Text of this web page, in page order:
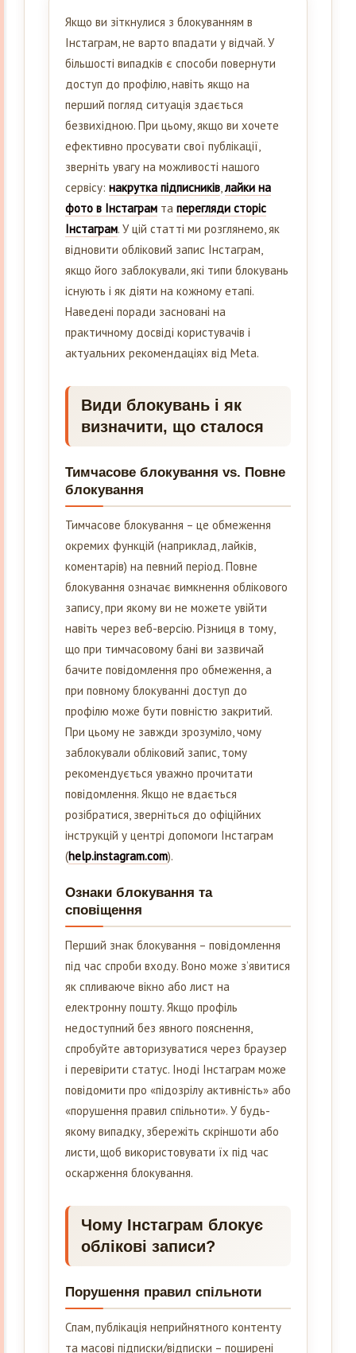
Якщо ви зіткнулися з блокуванням в
Інстаграм, не варто впадати у відчай. У
більшості випадків є способи повернути
доступ до профілю, навіть якщо на
перший погляд ситуація здається
безвихідною. При цьому, якщо ви хочете
ефективно просувати свої публікації,
зверніть увагу на можливості нашого
сервісу: накрутка підписників лайки на
фото в Інстаграм та перегляди сторіс
Інстаграм. У цій статті ми розглянемо, як
відновити обліковий запис Інстаграм,
якщо його заблокували, які типи блокувань
існують і як діяти на кожному етапі.
Наведені поради засновані на
практичному досвіді користувачів і
актуальних рекомендаціях від Meta.
Види блокувань і як
визначити, що сталося
Тимчасове блокування vs. Повне
блокування
Тимчасове блокування – це обмеження
окремих функцій (наприклад, лайків,
коментарів) на певний період. Повне
блокування означає вимкнення облікового
запису, при якому ви не можете увійти
навіть через веб-версію. Різниця в тому,
що при тимчасовому бані ви зазвичай
бачите повідомлення про обмеження, а
при повному блокуванні доступ до
профілю може бути повністю закритий.
При цьому не завжди зрозуміло, чому
заблокували обліковий запис, тому
рекомендується уважно прочитати
повідомлення. Якщо не вдається
розібратися, зверніться до офіційних
інструкцій у центрі допомоги Інстаграм
(help.instagram.com).
Ознаки блокування та
сповіщення
Перший знак блокування – повідомлення
під час спроби входу. Воно може з’явитися
як спливаюче вікно або лист на
електронну пошту. Якщо профіль
недоступний без явного пояснення,
спробуйте авторизуватися через браузер
і перевірити статус. Іноді Інстаграм може
повідомити про «підозрілу активність» або
«порушення правил спільноти». У будь-
якому випадку, збережіть скріншоти або
листи, щоб використовувати їх під час
оскарження блокування.
Чому Інстаграм блокує
облікові записи?
Порушення правил спільноти
Спам, публікація неприйнятного контенту
та масові підписки/відписки – поширені